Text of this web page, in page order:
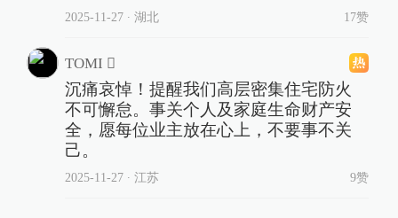
2025-11-27∙ 湖北 17赞
TOMI 
沉痛哀悼！提醒我们高层密集住宅防火
不可懈怠。事关个人及家庭生命财产安
全，愿每位业主放在心上，不要事不关
己。
2025-11-27∙ 江苏 9赞